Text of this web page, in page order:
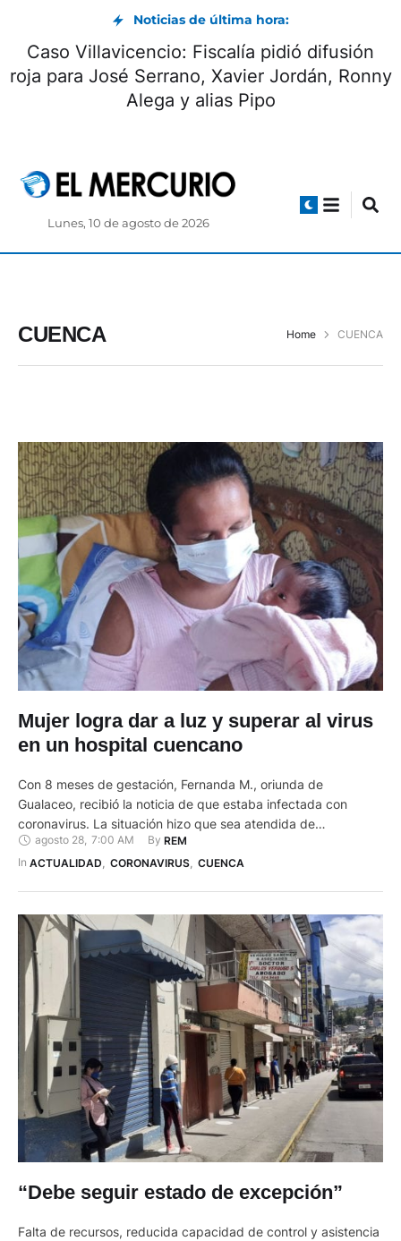
Noticias de última hora:
Caso Villavicencio: Fiscalía pidió difusión
roja para José Serrano, Xavier Jordán, Ronny
Alega y alias Pipo
Lunes, 10 de agosto de 2026
CUENCA Home CUENCA
Mujer logra dar a luz y superar al virus
en un hospital cuencano
Con 8 meses de gestación, Fernanda M., oriunda de
Gualaceo, recibió la noticia de que estaba infectada con
coronavirus. La situación hizo que sea atendida de
emergencia e intervenida quirúrgicamente para proteger su
vida y la del bebé, que está sano y salvo. El caso se registró
agosto 28, 7:00 AM By REM
In ACTUALIDAD CORONAVIRUS, CUENCA
“Debe seguir estado de excepción”
Falta de recursos, reducida capacidad de control y asistencia